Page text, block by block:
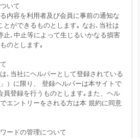
いて
内容を利用者及び会員に事前の通知な
とができるものとします｡ なお､当社は
止､中止等によって生じるいかなる損害
のとします｡
､当社にヘルパーとして登録されている
）に限り、 登録ヘルパーは本サイトで
員登録を行うものとします｡また、ヘル
エントリーをされる方は本 規約に同意
ードの管理について